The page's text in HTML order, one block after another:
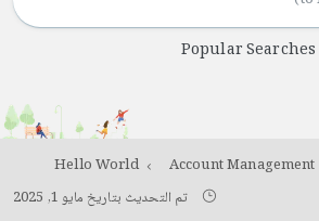
Popular Searches
Account Management
Hello World
تم التحديث بتاريخ مايو 1, 2025